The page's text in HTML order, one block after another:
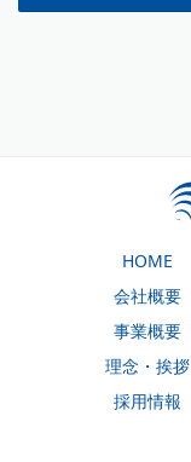
HOME
会社概要
事業概要
理念・挨拶
採用情報